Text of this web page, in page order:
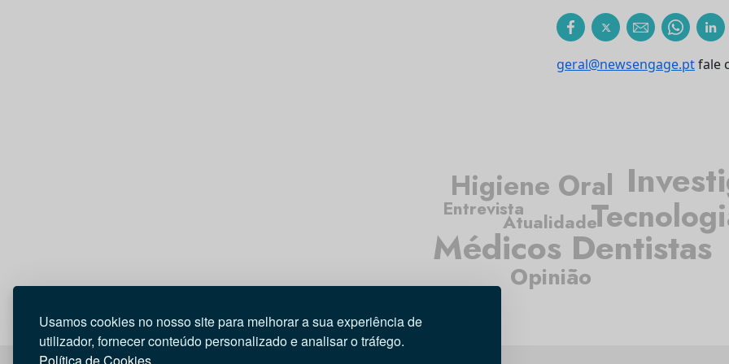
Usamos cookies no nosso site para melhorar a sua experiência de
utilizador, fornecer conteúdo personalizado e analisar o tráfego.
geral@newsengage.ptfale
Atualidade
Médicos Dentistas
Higiene Oral
Entrevista
Opinião